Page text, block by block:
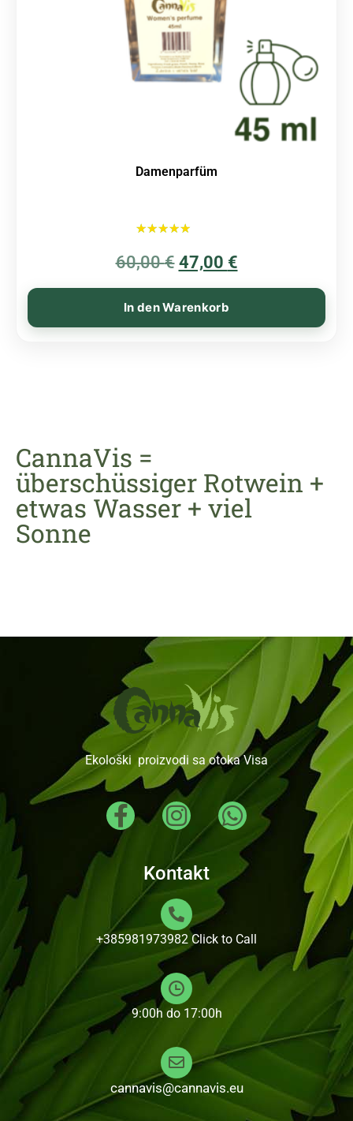
Damenparfüm
5.00
von 5
60,00€ 47,00 €
In den Warenkorb
CannaVis =
überschüssiger Rotwein +
etwas Wasser + viel
Sonne
Ekološki proizvodi sa otoka Visa
Kontakt
+385981973982 Click to Call
9:00h do 17:00h
cannavis@cannavis.eu